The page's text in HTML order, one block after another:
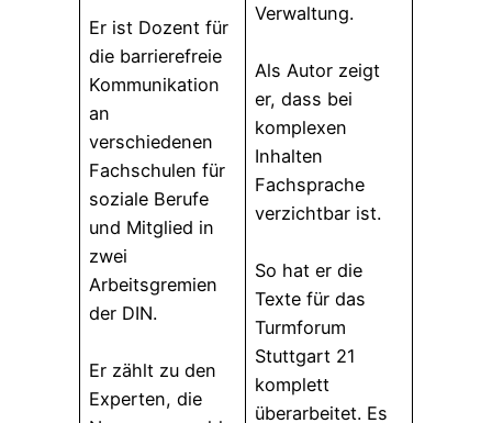
Er ist Dozent für
die barrierefreie
Kommunikation
an
verschiedenen
Fachschulen für
soziale Berufe
und Mitglied in
zwei
Arbeitsgremien
der DIN.
Er zählt zu den
Experten, die
Verwaltung.
Als Autor zeigt
er, dass bei
komplexen
Inhalten
Fachsprache
verzichtbar ist.
So hat er die
Texte für das
Turmforum
Stuttgart 21
komplett
überarbeitet. Es